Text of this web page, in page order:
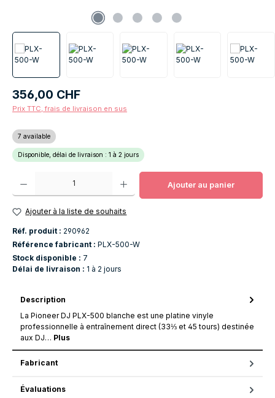
Prix régulier :
356,00 CHF
Prix TTC, frais de livraison en sus
7 available
Disponible, délai de livraison : 1 à 2 jours
Quantité de produit : Entrez la quantité souhaitée ou utilisez les boutons
Ajouter au panier
Ajouter à la liste de souhaits
Réf. produit : 290962
Référence fabricant : PLX-500-W
Stock disponible : 7
Délai de livraison : 1 à 2 jours
Description
La Pioneer DJ PLX-500 blanche est une platine vinyle
professionnelle à entraînement direct (33⅓ et 45 tours) destinée
aux DJ… Plus
Fabricant
Évaluations